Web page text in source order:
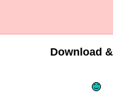
Download